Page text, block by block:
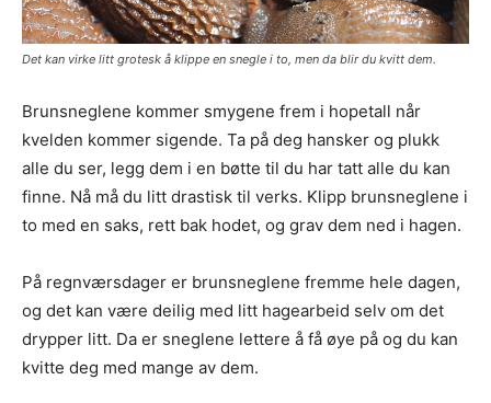
Det kan virke litt grotesk å klippe en snegle i to, men da blir du kvitt dem.
Brunsneglene kommer smygene frem i hopetall når
kvelden kommer sigende. Ta på deg hansker og plukk
alle du ser, legg dem i en bøtte til du har tatt alle du kan
finne. Nå må du litt drastisk til verks. Klipp brunsneglene i
to med en saks, rett bak hodet, og grav dem ned i hagen.
På regnværsdager er brunsneglene fremme hele dagen,
og det kan være deilig med litt hagearbeid selv om det
drypper litt. Da er sneglene lettere å få øye på og du kan
kvitte deg med mange av dem.